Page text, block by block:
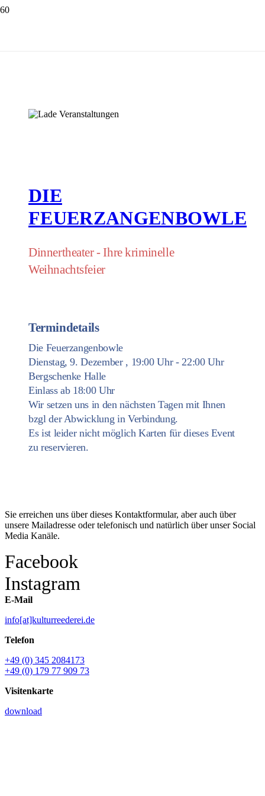
DIE
FEUERZANGENBOWLE
Dinnertheater - Ihre kriminelle
Weihnachtsfeier
Termindetails
Die Feuerzangenbowle
Dienstag, 9. Dezember , 19:00 Uhr - 22:00 Uhr
Bergschenke Halle
Einlass ab 18:00 Uhr
Wir setzen uns in den nächsten Tagen mit Ihnen
bzgl der Abwicklung in Verbindung.
Es ist leider nicht möglich Karten für dieses Event
zu reservieren.
Sie erreichen uns über dieses Kontaktformular, aber auch über
unsere Mailadresse oder telefonisch und natürlich über unser Social
Media Kanäle.
Facebook
Instagram
E-Mail
info[at]kulturreederei.de
Telefon
+49 (0) 345 2084173
+49 (0) 179 77 909 73
Visitenkarte
download